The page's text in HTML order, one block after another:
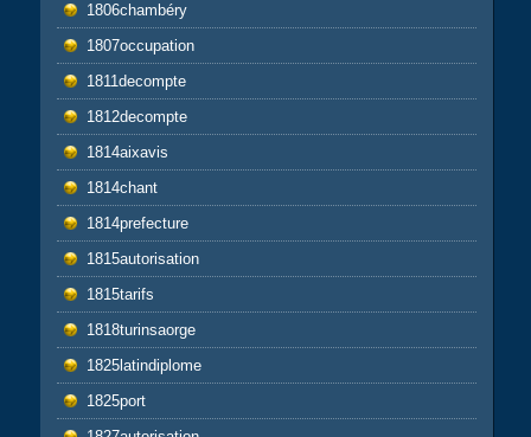
1806chambéry
1807occupation
1811decompte
1812decompte
1814aixavis
1814chant
1814prefecture
1815autorisation
1815tarifs
1818turinsaorge
1825latindiplome
1825port